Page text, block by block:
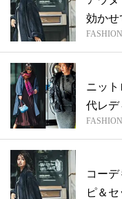
効かせ
FASHION
ニット
代レデ
FASHION
コー
ピ＆